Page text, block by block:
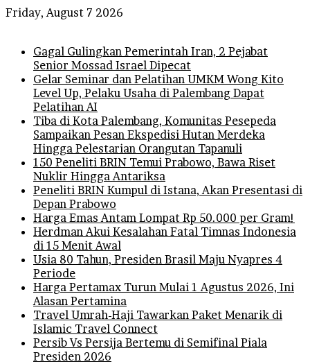
Friday, August 7 2026
Gagal Gulingkan Pemerintah Iran, 2 Pejabat
Senior Mossad Israel Dipecat
Gelar Seminar dan Pelatihan UMKM Wong Kito
Level Up, Pelaku Usaha di Palembang Dapat
Pelatihan AI
Tiba di Kota Palembang, Komunitas Pesepeda
Sampaikan Pesan Ekspedisi Hutan Merdeka
Hingga Pelestarian Orangutan Tapanuli
150 Peneliti BRIN Temui Prabowo, Bawa Riset
Nuklir Hingga Antariksa
Peneliti BRIN Kumpul di Istana, Akan Presentasi di
Depan Prabowo
Harga Emas Antam Lompat Rp 50.000 per Gram!
Herdman Akui Kesalahan Fatal Timnas Indonesia
di 15 Menit Awal
Usia 80 Tahun, Presiden Brasil Maju Nyapres 4
Periode
Harga Pertamax Turun Mulai 1 Agustus 2026, Ini
Alasan Pertamina
Travel Umrah-Haji Tawarkan Paket Menarik di
Islamic Travel Connect
Persib Vs Persija Bertemu di Semifinal Piala
Presiden 2026